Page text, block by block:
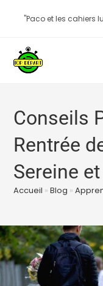
"Paco et les cahiers
Conseils
Rentrée
Sereine
Accueil »Blog »